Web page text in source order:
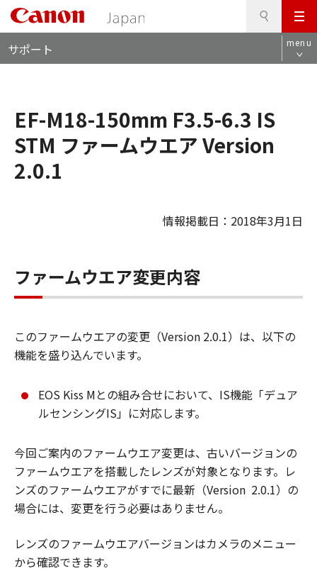
メ
ニ
ュ
サポート menu
EF-M18-150mm F3.5-6.3 IS
STM ファームウエア Version
2.0.1
情報掲載日：2018年3月1日
ファームウエア変更内容
このファームウエアの変更（Version 2.0.1）は、以下の
機能を盛り込んでいます。
EOS Kiss Mとの組み合せにおいて、IS機能「デュア
ルセンシングIS」に対応します。
今回ご案内のファームウエア変更は、古いバージョンの
ファームウエアを搭載したレンズが対象となります。レ
ンズのファームウエアがすでに最新（Version 2.0.1）の
場合には、変更を行う必要はありません。
レンズのファームウエアバージョンはカメラのメニュー
から確認できます。